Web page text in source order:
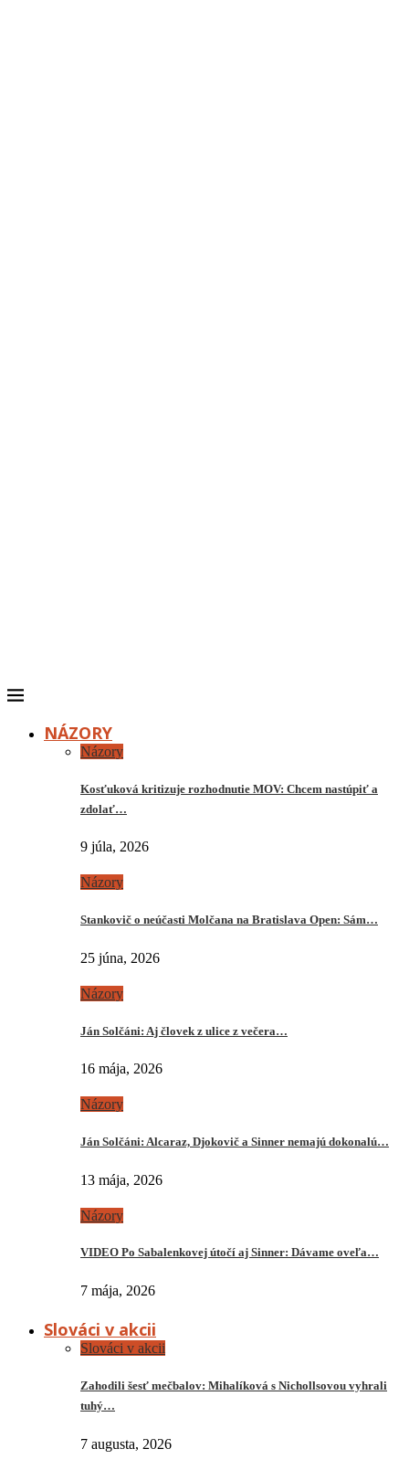
NÁZORY
Názory
Kosťuková kritizuje rozhodnutie MOV: Chcem nastúpiť a
zdolať…
9 júla, 2026
Názory
Stankovič o neúčasti Molčana na Bratislava Open: Sám…
25 júna, 2026
Názory
Ján Solčáni: Aj človek z ulice z večera…
16 mája, 2026
Názory
Ján Solčáni: Alcaraz, Djokovič a Sinner nemajú dokonalú…
13 mája, 2026
Názory
VIDEO Po Sabalenkovej útočí aj Sinner: Dávame oveľa…
7 mája, 2026
Slováci v akcii
Slováci v akcii
Zahodili šesť mečbalov: Mihalíková s Nichollsovou vyhrali
tuhý…
7 augusta, 2026